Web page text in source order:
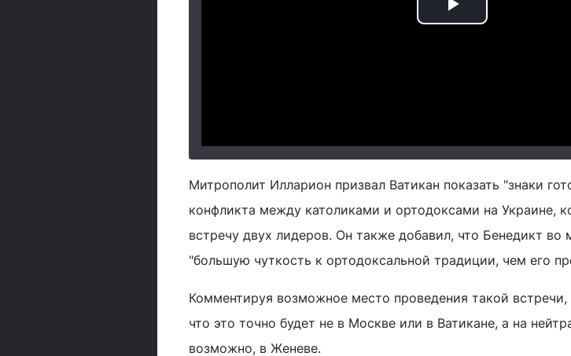
Play
Митрополит Илларион призвал Ватикан показать "знаки
конфликта между католиками и ортодоксами на Украине,
встречу двух лидеров. Он также добавил, что Бенедикт во
"большую чуткость к ортодоксальной традиции, чем его
Комментируя возможное место проведения такой
что это точно будет не в Москве или в Ватикане, а на
возможно, в Женеве.